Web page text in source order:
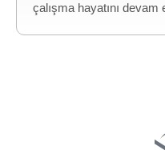
çalışma hayatını devam